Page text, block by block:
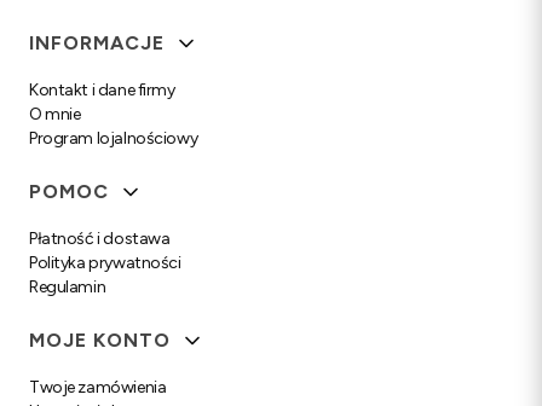
Linki w stopce
INFORMACJE
Kontakt i dane firmy
O mnie
Program lojalnościowy
POMOC
Płatność i dostawa
Polityka prywatności
Regulamin
MOJE KONTO
Twoje zamówienia